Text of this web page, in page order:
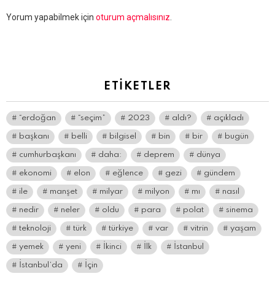
Bir
Yorum yapabilmek için oturum açmalısınız
ETIKETLER
“erdoğan “seçim” 2023 aldı? açıkladı
başkanı belli bilgisel bin bir bugün
cumhurbaşkanı daha: deprem dünya
ekonomi elon eğlence gezi gündem
ile manşet milyar milyon mı nasıl
nedir neler oldu para polat sinema
teknoloji türk türkiye var vitrin yaşam
yemek yeni İkinci İlk İstanbul
İstanbul’da İçin